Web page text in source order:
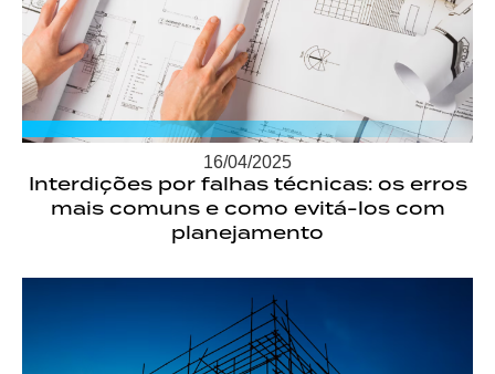
16/04/2025
Interdições por falhas técnicas: os erros
mais comuns e como evitá-los com
planejamento